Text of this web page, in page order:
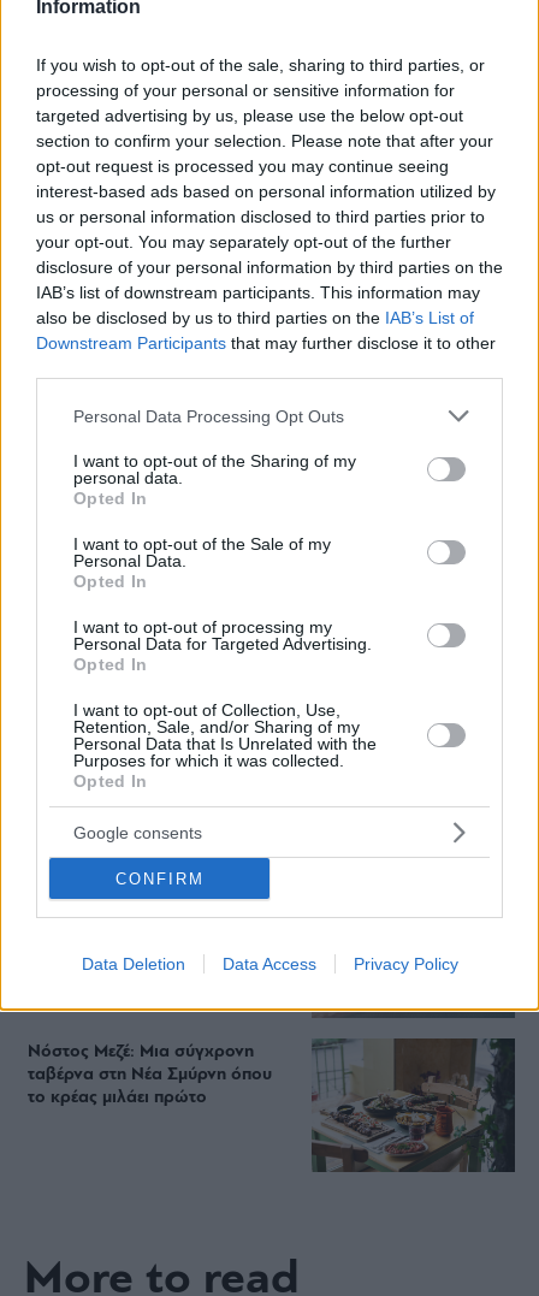
Information
If you wish to opt-out of the sale, sharing to third parties, or
processing of your personal or sensitive information for
targeted advertising by us, please use the below opt-out
section to confirm your selection. Please note that after your
opt-out request is processed you may continue seeing
interest-based ads based on personal information utilized by
us or personal information disclosed to third parties prior to
your opt-out. You may separately opt-out of the further
disclosure of your personal information by third parties on the
IAB’s list of downstream participants. This information may
also be disclosed by us to third parties on the IAB’s List of
Downstream Participants that may further disclose it to other
Please note that this website/app uses one or more Google
not limited to your visit or usage behaviour. You may click to
grant or deny consent to Google and its third-party tags to
use your data for below specified purposes in below Google
consent section.
Personal Data Processing Opt Outs
I want to opt-out of the Sharing of my
personal data.
Opted In
I want to opt-out of the Sale of my
Personal Data.
Opted In
I want to opt-out of processing my
Personal Data for Targeted Advertising.
Opted In
I want to opt-out of Collection, Use,
Retention, Sale, and/or Sharing of my
Personal Data that Is Unrelated with the
Purposes for which it was collected.
Opted In
Google consents
CONFIRM
Data Deletion Data Access Privacy Policy
ΔΙΑΒΑΣΤΕ ΑΚΟΜΑ
Staks: Πώς μια cool καντίνα προσγειώθηκε (και
ρίζωσε) σε ένα αθέατο οικόπεδο στην Ανάβυσσο
Από brunch μέχρι δείπνο δίπλα
στο κύμα: Γιατί στο Bolivar πας
(και) για το φαγητό του
Περιπέτεια, χαλάρωση ή δροσιά;
Βρήκαμε το ρόφημα που θα
πίνεις όλο το καλοκαίρι στα
Πλαζ Βάρκιζας: Ξεμπλοκάρει η
επένδυση των 15 εκατ. – Η νέα
Αθηναϊκής Ριβιέρας
Νόστος Μεζέ: Μια σύγχρονη
ταβέρνα στη Νέα Σμύρνη όπου
το κρέας μιλάει πρώτο
More to read